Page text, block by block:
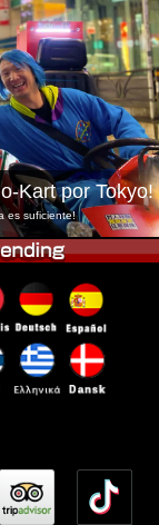
Akihabara#1
Shibuya
Tokyo Bay
Osaka
Kart por Tokyo!
es suficiente!